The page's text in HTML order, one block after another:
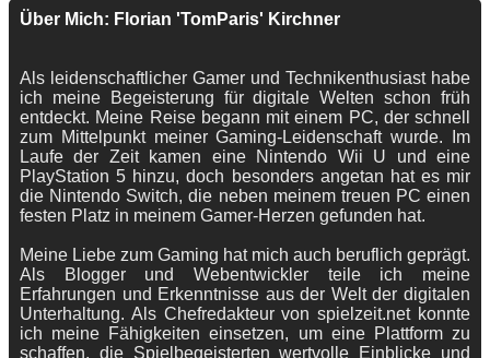
Über Mich: Florian 'TomParis' Kirchner
Als leidenschaftlicher Gamer und Technikenthusiast habe
ich meine Begeisterung für digitale Welten schon früh
entdeckt. Meine Reise begann mit einem PC, der schnell
zum Mittelpunkt meiner Gaming-Leidenschaft wurde. Im
Laufe der Zeit kamen eine Nintendo Wii U und eine
PlayStation 5 hinzu, doch besonders angetan hat es mir
die Nintendo Switch, die neben meinem treuen PC einen
festen Platz in meinem Gamer-Herzen gefunden hat.
Meine Liebe zum Gaming hat mich auch beruflich geprägt.
Als Blogger und Webentwickler teile ich meine
Erfahrungen und Erkenntnisse aus der Welt der digitalen
Unterhaltung. Als Chefredakteur von spielzeit.net konnte
ich meine Fähigkeiten einsetzen, um eine Plattform zu
schaffen, die Spielbegeisterten wertvolle Einblicke und